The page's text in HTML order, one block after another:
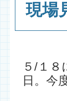
現場
５/１
日。今